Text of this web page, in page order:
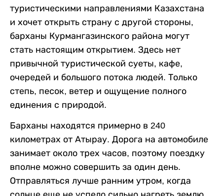
туристическими направлениями Казахстана
и хочет открыть страну с другой стороны,
барханы Курмангазинского района могут
стать настоящим открытием. Здесь нет
привычной туристической суеты, кафе,
очередей и большого потока людей. Только
степь, песок, ветер и ощущение полного
единения с природой.
Барханы находятся примерно в 240
километрах от Атырау. Дорога на автомобиле
занимает около трех часов, поэтому поездку
вполне можно совершить за один день.
Отправляться лучше ранним утром, когда